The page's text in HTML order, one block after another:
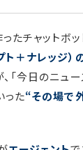
チャットボッ
ト＋ナレッジ）
「今日のニュ
った“その場で